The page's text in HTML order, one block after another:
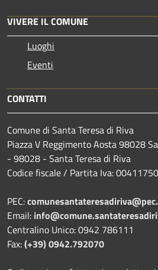
VIVERE IL COMUNE
Luoghi
Eventi
CONTATTI
Comune di Santa Teresa di Riva
Piazza V Reggimento Aosta 98028
- 98028 - Santa Teresa di Riva
Codice fiscale / Partita Iva:
PEC:
Email:
Centralino Unico: 0942 786111
Fax:(+39) 0942.792070